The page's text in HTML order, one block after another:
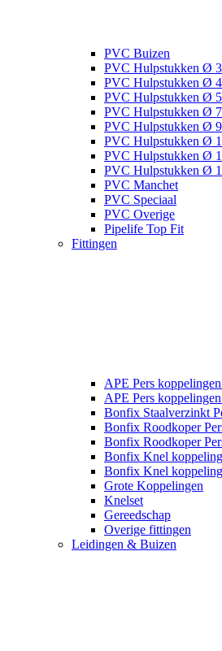
PVC Buizen
PVC Hulpstukken Ø
PVC Hulpstukken Ø
PVC Hulpstukken Ø
PVC Hulpstukken Ø
PVC Hulpstukken Ø
PVC Hulpstukken Ø
PVC Hulpstukken Ø
PVC Hulpstukken Ø
PVC Manchet
PVC Speciaal
PVC Overige
Pipelife Top Fit
Fittingen
APE Pers
APE Pers
Bonfix Staalverzinkt
Bonfix Roodkoper
Bonfix Roodkoper
Bonfix Knel
Bonfix Knel
Grote Koppelingen
Knelset
Gereedschap
Overige fittingen
Leidingen & Buizen